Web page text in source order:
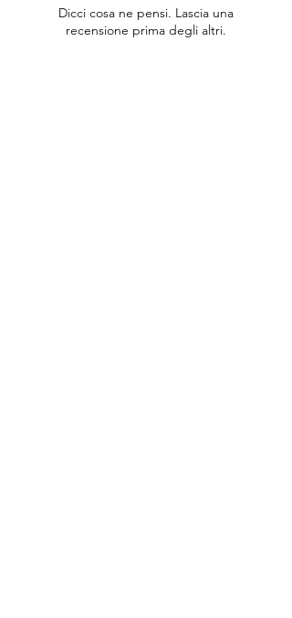
Dicci cosa ne pensi. Lascia una
recensione prima degli altri.